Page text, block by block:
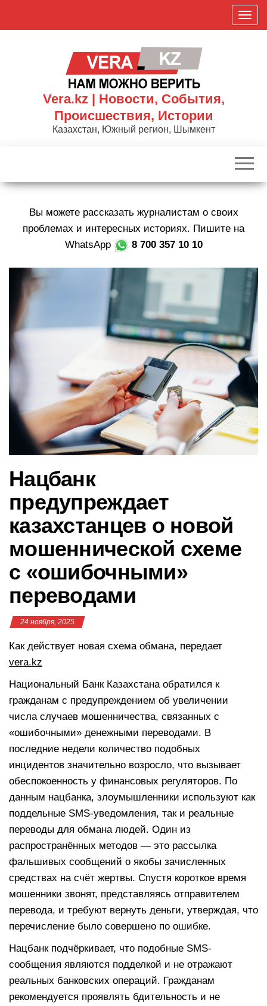
П
о
к
р
в
и
г
и
ю
Vera.kz | Новости, События,
Происшествия, Истории
Казахстан, Южный регион, Шымкент
Вы можете рассказать журналистам о своих
проблемах и интересных историях. Пишите на
WhatsApp
8 700 357 10 10
Нацбанк
предупреждает
казахстанцев о новой
мошеннической схеме
с «ошибочными»
переводами
24 ноября, 2025
Как действует новая схема обмана, передает
vera.kz
Национальный Банк Казахстана обратился к
гражданам с предупреждением об увеличении
числа случаев мошенничества, связанных с
«ошибочными» денежными переводами. В
последние недели количество подобных
инцидентов значительно возросло, что вызывает
обеспокоенность у финансовых регуляторов. По
данным нацбанка, злоумышленники используют как
поддельные SMS-уведомления, так и реальные
переводы для обмана людей. Один из
распространённых методов — это рассылка
фальшивых сообщений о якобы зачисленных
средствах на счёт жертвы. Спустя короткое время
мошенники звонят, представляясь отправителем
перевода, и требуют вернуть деньги, утверждая, что
перечисление было совершено по ошибке.
Нацбанк подчёркивает, что подобные SMS-
сообщения являются подделкой и не отражают
реальных банковских операций. Гражданам
рекомендуется проявлять бдительность и не